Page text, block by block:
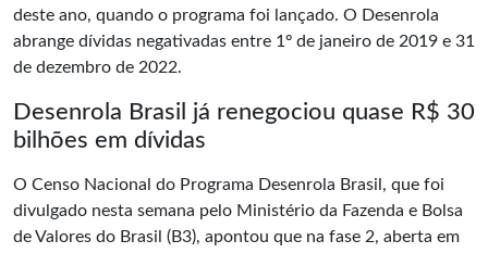
deste ano, quando o programa foi lançado. O Desenrola
abrange dívidas negativadas entre 1º de janeiro de 2019 e 31
de dezembro de 2022.
Desenrola Brasil já renegociou quase R$ 30
bilhões em dívidas
O Censo Nacional do Programa Desenrola Brasil, que foi
divulgado nesta semana pelo Ministério da Fazenda e Bolsa
de Valores do Brasil (B3), apontou que na fase 2, aberta em